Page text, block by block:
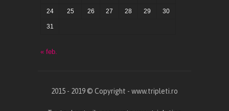
24 25 26 27 28 29 30
31
« feb.
2015 - 2019 © Copyright - www.tripleti.ro